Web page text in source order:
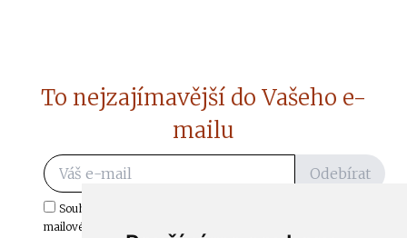
To nejzajímavější do Vašeho e-
mailu
Odebírat
Souhlasím s odběrem důležitých zpráv ze ČtiDoma.cz do mé e-
mailové schránky.